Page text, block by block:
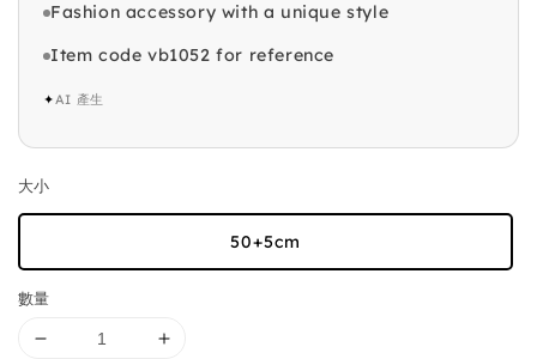
Fashion accessory with a unique style
Item code vb1052 for reference
✦AI 產生
大小
50+5cm
數量